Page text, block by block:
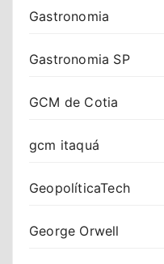
Gastronomia
Gastronomia SP
GCM de Cotia
gcm itaquá
GeopolíticaTech
George Orwell